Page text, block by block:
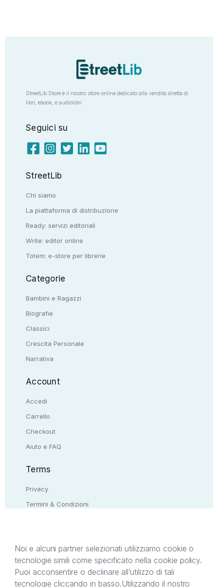
StreetLib Store è il nostro store online dedicato alla vendita diretta di
libri, ebook, e audiolibri
Seguici su
StreetLib
Chi siamo
La piattaforma di distribuzione
Ready: servizi editoriali
Write: editor online
Totem: e-store per librerie
Categorie
Bambini e Ragazzi
Biografie
Classici
Crescita Personale
Narrativa
Account
Accedi
Carrello
Checkout
Aiuto e FAQ
Terms
Privacy
Termini & Condizioni
Il presente sito web è di proprietà di StreetLib S.r.l.
Noi e alcuni partner selezionati utilizziamo cookie o
tecnologie simili come specificato nella cookie policy.
Puoi acconsentire o declinare all’utilizzo di tali
tecnologie cliccando in basso.Utilizzando il nostro